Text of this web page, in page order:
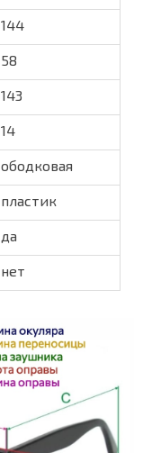
144
58
143
14
ободковая
пластик
да
нет